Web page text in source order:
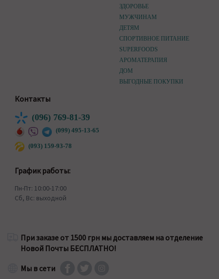
ЗДОРОВЬЕ
МУЖЧИНАМ
ДЕТЯМ
СПОРТИВНОЕ ПИТАНИЕ
SUPERFOODS
АРОМАТЕРАПИЯ
ДОМ
ВЫГОДНЫЕ ПОКУПКИ
Контакты
(096) 769-81-39
(099) 495-13-65
(093) 159-93-78
График работы:
Пн-Пт: 10:00-17:00
Сб, Вс: выходной
При заказе от 1500 грн мы доставляем на отделение
Новой Почты БЕСПЛАТНО!
Мы в сети